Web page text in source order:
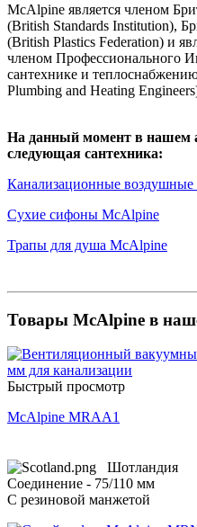
McAlpine является членом
(British Standards Institution),
(British Plastics Federation) и
членом Профессионального
сантехнике и
Plumbing and Heating
На данный момент в нашем
следующая сантехника:
Канализационные
Сухие сифоны McAlpine
Трапы для душа McAlpine
Товары McAlpine в
Быстрый просмотр
McAlpine MRAA1
Шотландия
Соединение - 75/110 мм
С резиновой манжетой